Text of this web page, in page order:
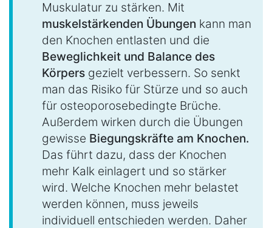
Muskulatur zu stärken. Mit
muskelstärkenden Übungen kann man
den Knochen entlasten und die
Beweglichkeit und Balance des
Körpers gezielt verbessern. So senkt
man das Risiko für Stürze und so auch
für osteoporosebedingte Brüche.
Außerdem wirken durch die Übungen
gewisse Biegungskräfte am Knochen.
Das führt dazu, dass der Knochen
mehr Kalk einlagert und so stärker
wird. Welche Knochen mehr belastet
werden können, muss jeweils
individuell entschieden werden. Daher